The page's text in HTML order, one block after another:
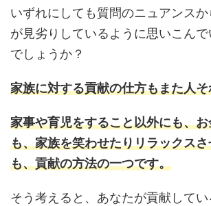
いずれにしても質問のニュアンス
が見劣りしているように思いこん
でしょうか？
家族に対する貢献の仕方もまた人
家事や育児をすること以外にも、
も、家族を笑わせたりリラックス
も、貢献の方法の一つです。
そう考えると、あなたが貢献して